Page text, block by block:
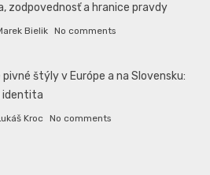
zodpovednosť a hranice pravdy
Bielik No comments
pivné štýly v Európe a na Slovensku:
identita
Kroc No comments